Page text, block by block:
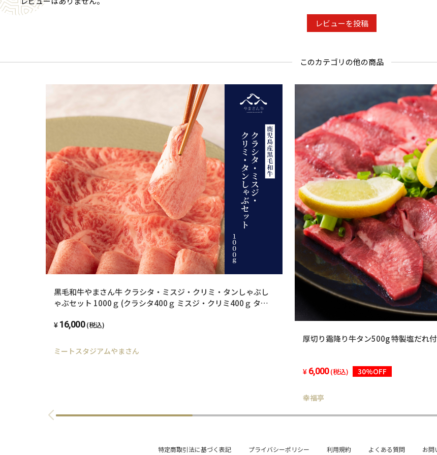
レビューを投稿
このカテゴリの他の商品
黒毛和牛やまさん牛 クラシタ・ミスジ・クリミ・タンしゃぶし
ゃぶセット 1000ｇ (クラシタ400ｇ ミスジ・クリミ400ｇ タン
16,000 (税込)
ミートスタジアムやまさん
厚切り霜降り牛タン500g 特製塩だれ
6,000 (税込) 30%OFF
幸福亭
特定商取引法に基づく表記 プライバシーポリシー 利用規約 よくある質問 お問